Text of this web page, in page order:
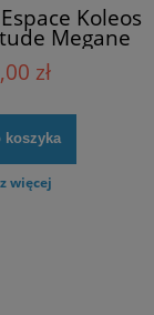
Koleos
Megane
2.0 dCI
Marelli
zł
koszyka
więcej